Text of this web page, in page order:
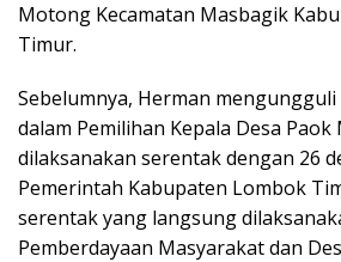
Motong Kecamatan Masbagik
Timur.
Sebelumnya, Herman mengungguli
dalam Pemilihan Kepala Desa
dilaksanakan serentak dengan 26
Pemerintah Kabupaten Lombok
serentak yang langsung
Pemberdayaan Masyarakat dan